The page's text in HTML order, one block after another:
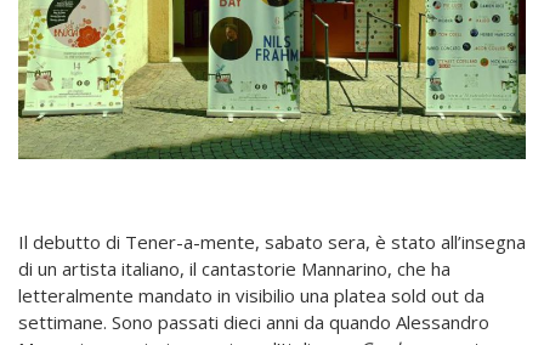
Il debutto di Tener-a-mente, sabato sera, è stato all’insegna
di un artista italiano, il cantastorie Mannarino, che ha
letteralmente mandato in visibilio una platea sold out da
settimane. Sono passati dieci anni da quando Alessandro